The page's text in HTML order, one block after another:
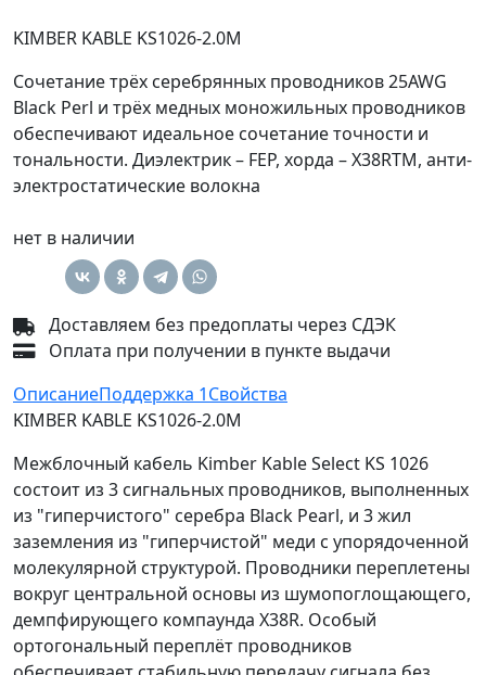
KIMBER KABLE KS1026-2.0M
Сочетание трёх серебрянных проводников 25AWG
Black Perl и трёх медных моножильных проводников
обеспечивают идеальное сочетание точности и
тональности. Диэлектрик – FEP, хорда – X38RTM, анти-
электростатические волокна
нет в наличии
Доставляем без предоплаты через СДЭК
Оплата при получении в пункте выдачи
ОписаниеПоддержка 1Свойства
KIMBER KABLE KS1026-2.0M
Межблочный кабель Kimber Kable Select KS 1026
состоит из 3 сигнальных проводников, выполненных
из "гиперчистого" серебра Black Pearl, и 3 жил
заземления из "гиперчистой" меди с упорядоченной
молекулярной структурой. Проводники переплетены
вокруг центральной основы из шумопоглощающего,
демпфирующего компаунда X38R. Особый
ортогональный переплёт проводников